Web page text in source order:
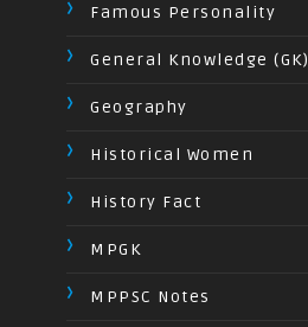
Famous Personality
General Knowledge (GK)
Geography
Historical Women
History Fact
MPGK
MPPSC Notes